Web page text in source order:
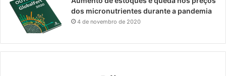
dos micronutrientes durante a pandemia
4 de novembro de 2020